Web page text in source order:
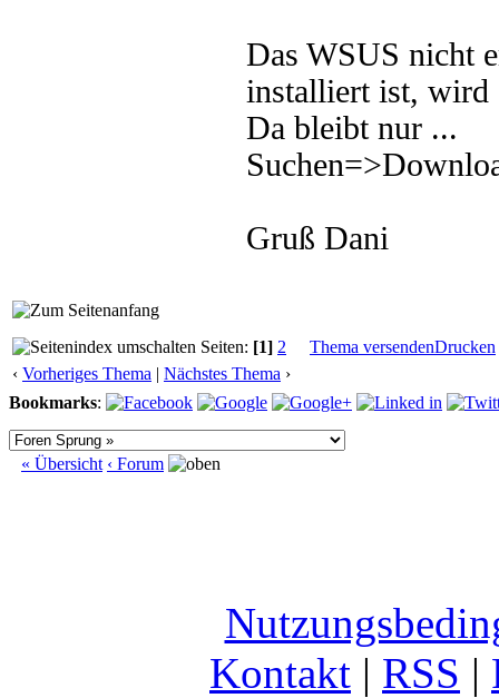
Das WSUS nicht
installiert ist, wird
Da bleibt nur ...
Gruß Dani
Seiten: [1] 2 Thema versendenDrucken
‹ Vorheriges Thema | Nächstes Thema ›
Bookmarks:
« Übersicht ‹ Forum
Kontakt | RSS |